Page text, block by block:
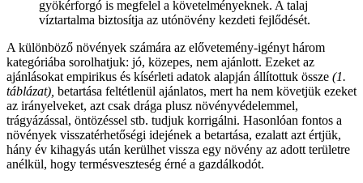
gyökérforgó is megfelel a követelményeknek. A talaj
víztartalma biztosítja az utónövény kezdeti fejlődését.
A különböző növények számára az elővetemény-igényt három
kategóriába sorolhatjuk: jó, közepes, nem ajánlott. Ezeket az
ajánlásokat empirikus és kísérleti adatok alapján állítottuk össze (1.
táblázat), betartása feltétlenül ajánlatos, mert ha nem követjük ezeket
az irányelveket, azt csak drága plusz növényvédelemmel,
trágyázással, öntözéssel stb. tudjuk korrigálni. Hasonlóan fontos a
növények visszatérhetőségi idejének a betartása, ezalatt azt értjük,
hány év kihagyás után kerülhet vissza egy növény az adott területre
anélkül, hogy termésveszteség érné a gazdálkodót.